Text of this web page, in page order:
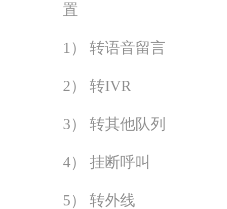
置
1） 转语音留言
2） 转IVR
3） 转其他队列
4） 挂断呼叫
5） 转外线